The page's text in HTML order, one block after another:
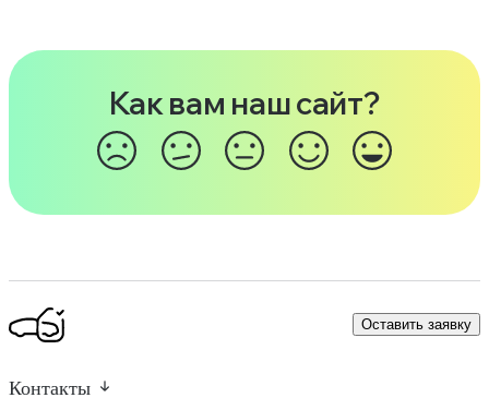
Как вам наш сайт?
Оставить заявку
Контакты